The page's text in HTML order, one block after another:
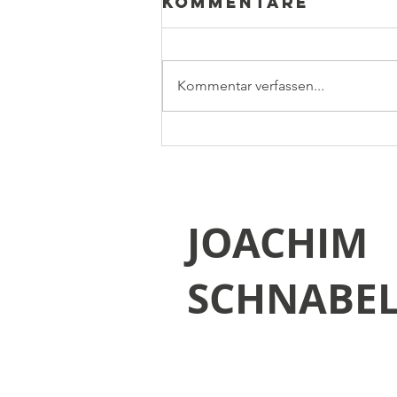
Kommentar verfassen...
JOACHIM